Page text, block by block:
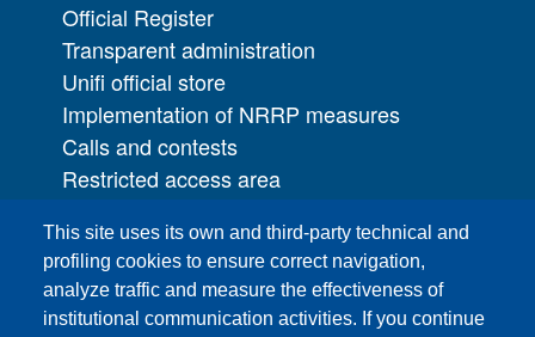
This site uses its own and third-party technical and
profiling cookies to ensure correct navigation,
analyze traffic and measure the effectiveness of
institutional communication activities. If you continue
Official Register
Transparent administration
Unifi official store
Implementation of NRRP measures
Calls and contests
Restricted access area
IT Services
PRO | Public Relations Office